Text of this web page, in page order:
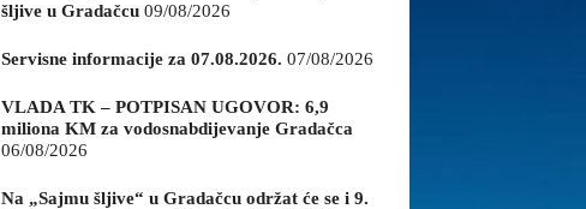
šljive u Gradačcu 09/08/2026
Servisne informacije za 07.08.2026. 07/08/2026
VLADA TK – POTPISAN UGOVOR: 6,9
miliona KM za vodosnabdijevanje Gradačca
06/08/2026
Na „Sajmu šljive“ u Gradačcu održat će se i 9.